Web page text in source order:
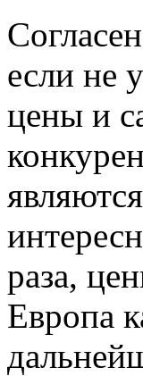
если не
цены и
раза,
Европа